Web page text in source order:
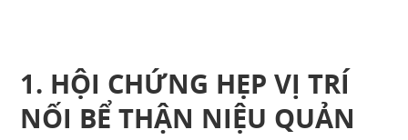
1. HỘI CHỨNG HẸP VỊ TRÍ
NỐI BỂ THẬN NIỆU QUẢN